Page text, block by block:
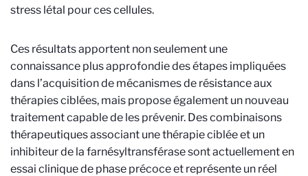
stress létal pour ces cellules.
Ces résultats apportent non seulement une
connaissance plus approfondie des étapes impliquées
dans l’acquisition de mécanismes de résistance aux
thérapies ciblées, mais propose également un nouveau
traitement capable de les prévenir. Des combinaisons
thérapeutiques associant une thérapie ciblée et un
inhibiteur de la farnésyltransférase sont actuellement en
essai clinique de phase précoce et représente un réel